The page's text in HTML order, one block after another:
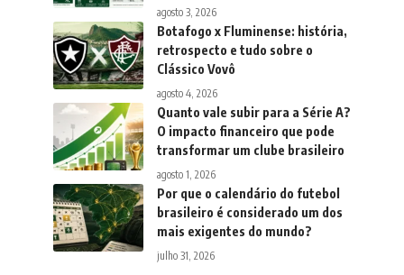
agosto 3, 2026
Botafogo x Fluminense: história,
retrospecto e tudo sobre o
Clássico Vovô
agosto 4, 2026
Quanto vale subir para a Série A?
O impacto financeiro que pode
transformar um clube brasileiro
agosto 1, 2026
Por que o calendário do futebol
brasileiro é considerado um dos
mais exigentes do mundo?
julho 31, 2026